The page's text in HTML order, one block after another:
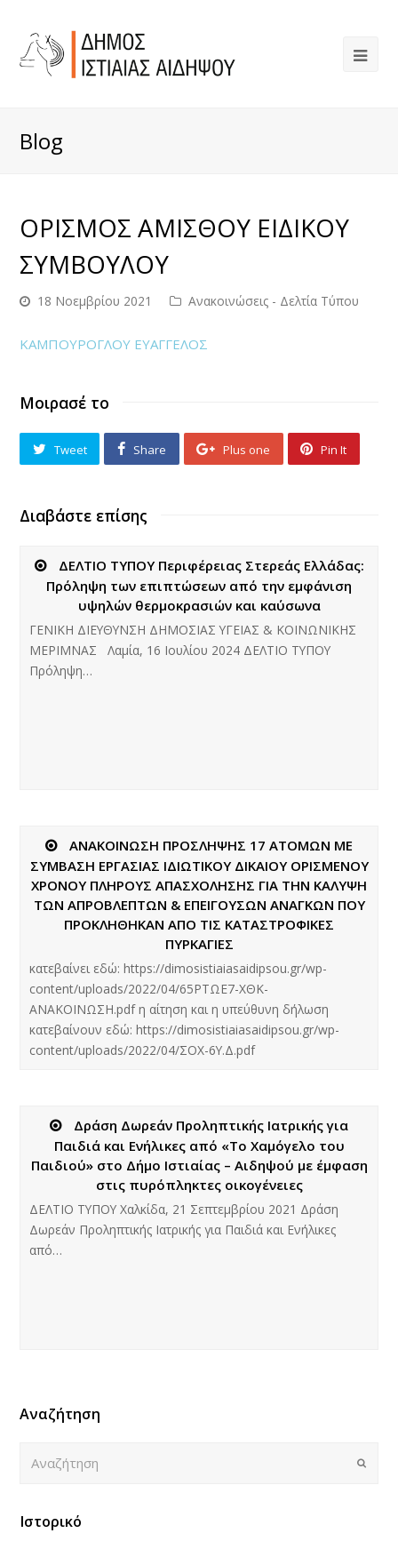
Blog
ΟΡΙΣΜΟΣ ΑΜΙΣΘΟΥ ΕΙΔΙΚΟΥ
ΣΥΜΒΟΥΛΟΥ
18 Νοεμβρίου 2021 Ανακοινώσεις - Δελτία Τύπου
ΚΑΜΠΟΥΡΟΓΛΟΥ ΕΥΑΓΓΕΛΟΣ
Μοιρασέ το
Tweet Share Plus one Pin It
Διαβάστε επίσης
ΔΕΛΤΙΟ ΤΥΠΟΥ Περιφέρειας Στερεάς Ελλάδας:
Πρόληψη των επιπτώσεων από την εμφάνιση
υψηλών θερμοκρασιών και καύσωνα
ΓΕΝΙΚΗ ΔΙΕΥΘΥΝΣΗ ΔΗΜΟΣΙΑΣ ΥΓΕΙΑΣ & ΚΟΙΝΩΝΙΚΗΣ
ΜΕΡΙΜΝΑΣ Λαμία, 16 Ιουλίου 2024 ΔΕΛΤΙΟ ΤΥΠΟΥ
Πρόληψη…
ΑΝΑΚΟΙΝΩΣΗ ΠΡΟΣΛΗΨΗΣ 17 ΑΤΟΜΩΝ ΜΕ
ΣΥΜΒΑΣΗ ΕΡΓΑΣΙΑΣ ΙΔΙΩΤΙΚΟΥ ΔΙΚΑΙΟΥ ΟΡΙΣΜΕΝΟΥ
ΧΡΟΝΟΥ ΠΛΗΡΟΥΣ ΑΠΑΣΧΟΛΗΣΗΣ ΓΙΑ ΤΗΝ ΚΑΛΥΨΗ
ΤΩΝ ΑΠΡΟΒΛΕΠΤΩΝ & ΕΠΕΙΓΟΥΣΩΝ ΑΝΑΓΚΩΝ ΠΟΥ
ΠΡΟΚΛΗΘΗΚΑΝ ΑΠΟ ΤΙΣ ΚΑΤΑΣΤΡΟΦΙΚΕΣ
ΠΥΡΚΑΓΙΕΣ
κατεβαίνει εδώ: https://dimosistiaiasaidipsou.gr/wp-
content/uploads/2022/04/65ΡΤΩΕ7-ΧΘΚ-
ΑΝΑΚΟΙΝΩΣΗ.pdf η αίτηση και η υπεύθυνη δήλωση
κατεβαίνουν εδώ: https://dimosistiaiasaidipsou.gr/wp-
content/uploads/2022/04/ΣΟΧ-6Υ.Δ.pdf
Δράση Δωρεάν Προληπτικής Ιατρικής για
Παιδιά και Ενήλικες από «Το Χαμόγελο του
Παιδιού» στο Δήμο Ιστιαίας – Αιδηψού με έμφαση
στις πυρόπληκτες οικογένειες
ΔΕΛΤΙΟ ΤΥΠΟΥ Χαλκίδα, 21 Σεπτεμβρίου 2021 Δράση
Δωρεάν Προληπτικής Ιατρικής για Παιδιά και Ενήλικες
από…
Αναζήτηση
Submit
Ιστορικό